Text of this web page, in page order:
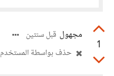
1
مجهول قبل سنتين
حذف بواسطة المستخدم